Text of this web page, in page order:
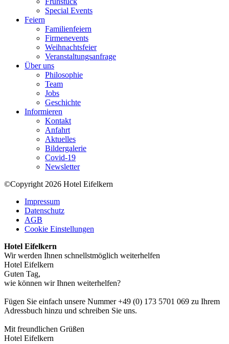
Special Events
Feiern
Familienfeiern
Firmenevents
Weihnachtsfeier
Veranstaltungsanfrage
Über uns
Philosophie
Team
Jobs
Geschichte
Informieren
Kontakt
Anfahrt
Aktuelles
Bildergalerie
Covid-19
Newsletter
©Copyright 2026 Hotel Eifelkern
Impressum
Datenschutz
AGB
Cookie Einstellungen
Hotel Eifelkern
Wir werden Ihnen schnellstmöglich weiterhelfen
Hotel Eifelkern
Guten Tag,
wie können wir Ihnen weiterhelfen?
Fügen Sie einfach unsere Nummer +49 (0) 173 5701 069 zu Ihrem
Adressbuch hinzu und schreiben Sie uns.
Mit freundlichen Grüßen
Hotel Eifelkern